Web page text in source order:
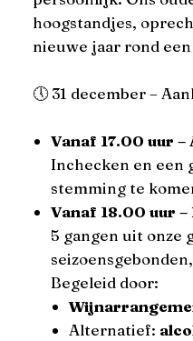
hoogstandjes,
nieuwe jaar rond
🕔 31 december –
Vanaf 17.00 uur
Inchecken en een
stemming te
Vanaf 18.00 uur
5 gangen uit onze
Begeleid door:
Alternatief: